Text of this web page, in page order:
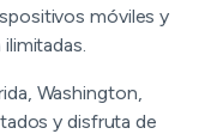
móviles y
Washington,
y disfruta de